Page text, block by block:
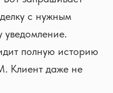
с нужным
уведомление.
полную историю
Клиент даже не